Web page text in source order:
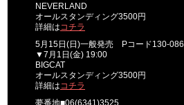
NEVERLAND
オールスタンディング3500円
詳細はコチラ
5月15日(日)一般発売 Pコード130-086
▼7月1日(金) 19:00
BIGCAT
オールスタンディング3500円
詳細はコチラ
夢番地■06(6341)3525